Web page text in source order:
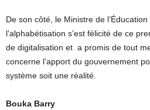
De son côté, le Ministre de
l’alphabétisation s’est félicité de ce
de digitalisation et a promis de tout
concerne l’apport du gouvernement
système soit une réalité.
Bouka Barry